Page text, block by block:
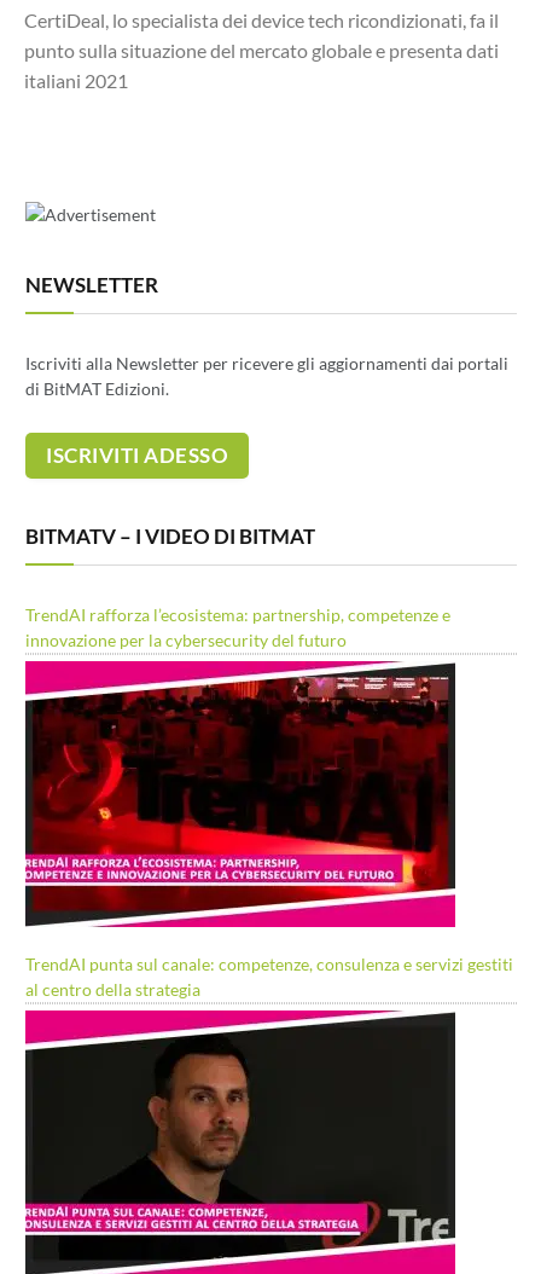
CertiDeal, lo specialista dei device tech ricondizionati, fa il
punto sulla situazione del mercato globale e presenta dati
italiani 2021
NEWSLETTER
Iscriviti alla Newsletter per ricevere gli aggiornamenti dai portali
di BitMAT Edizioni.
BITMATV – I VIDEO DI BITMAT
TrendAI rafforza l’ecosistema: partnership, competenze e
innovazione per la cybersecurity del futuro
TrendAI punta sul canale: competenze, consulenza e servizi gestiti
al centro della strategia